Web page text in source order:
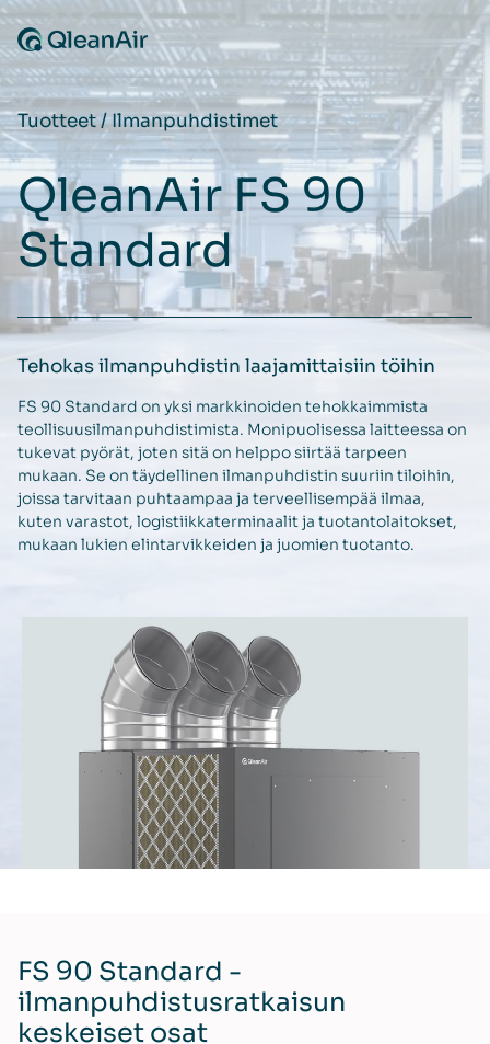
Siirry sisältöön
Tuotteet/Ilmanpuhdistimet
QleanAir FS 90
Standard
Tehokas ilmanpuhdistin laajamittaisiin töihin
FS 90 Standard on yksi markkinoiden tehokkaimmista
teollisuusilmanpuhdistimista. Monipuolisessa laitteessa on
tukevat pyörät, joten sitä on helppo siirtää tarpeen
mukaan. Se on täydellinen ilmanpuhdistin suuriin tiloihin,
joissa tarvitaan puhtaampaa ja terveellisempää ilmaa,
kuten varastot, logistiikkaterminaalit ja tuotantolaitokset,
mukaan lukien elintarvikkeiden ja juomien tuotanto.
FS 90 Standard -
ilmanpuhdistusratkaisun
keskeiset osat